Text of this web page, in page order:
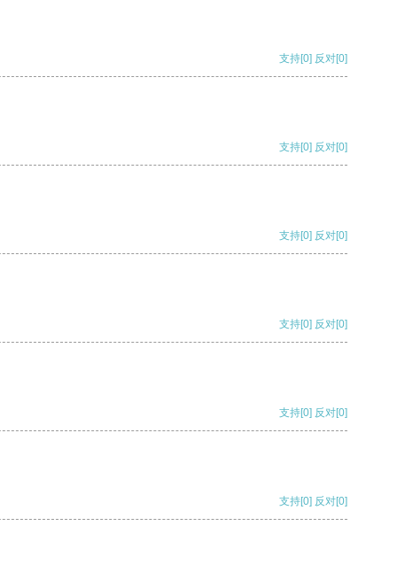
支持[0] 反对[0]
支持[0] 反对[0]
支持[0] 反对[0]
支持[0] 反对[0]
支持[0] 反对[0]
支持[0] 反对[0]